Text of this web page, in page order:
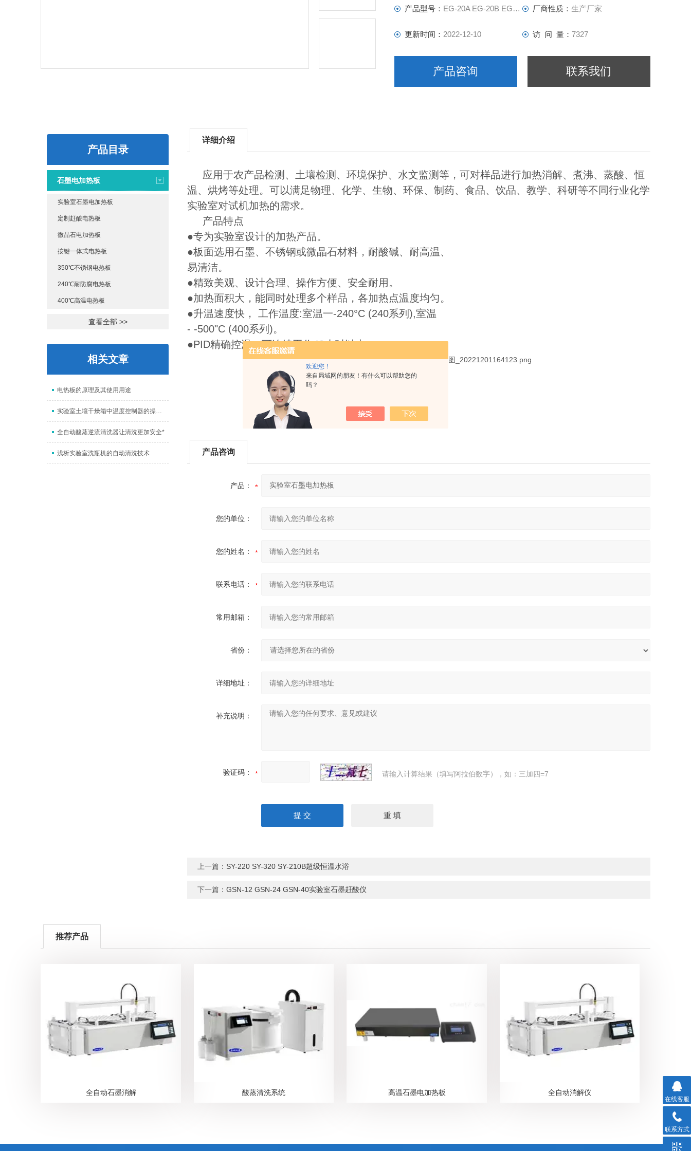
欢迎您！
来自局域网的朋友！有什么可以帮助您的
吗？
产品型号： EG-20A EG-20B EG-20C 厂商性质： 生产厂家
更新时间： 2022-12-10 访 问 量： 7327
产品咨询 联系我们
产品目录
石墨电加热板
实验室石墨电加热板
定制赶酸电热板
微晶石电加热板
按键一体式电热板
350℃不锈钢电热板
240℃耐防腐电热板
400℃高温电热板
查看全部 >>
相关文章
电热板的原理及其使用用途
实验室土壤干燥箱中温度控制器的操作方法介绍
全自动酸蒸逆流清洗器让清洗更加安全*
浅析实验室洗瓶机的自动清洗技术
详细介绍
应用于农产品检测、土壤检测、环境保护、水文监测等，可对样品进行加热消解、煮沸、蒸酸、恒
温、烘烤等处理。可以满足物理、化学、生物、环保、制药、食品、饮品、教学、科研等不同行业化学
实验室对试机加热的需求。
产品特点
●专为实验室设计的加热产品。
●板面选用石墨、不锈钢或微晶石材料，耐酸碱、耐高温、
易清洁。
●精致美观、设计合理、操作方便、安全耐用。
●加热面积大，能同时处理多个样品，各加热点温度均匀。
●升温速度快， 工作温度:室温一-240°C (240系列),室温
- -500"C (400系列)。
●PID精确控温，可连续工作40小时以上。
产品咨询
产品：
您的单位：
您的姓名：
联系电话：
常用邮箱：
省份：
详细地址：
补充说明：
验证码： 请输入计算结果（填写阿拉伯数字），如：三加四=7
上一篇： SY-220 SY-320 SY-210B超级恒温水浴
下一篇： GSN-12 GSN-24 GSN-40实验室石墨赶酸仪
推荐产品
全自动石墨消解 酸蒸清洗系统 高温石墨电加热板 全自动消解仪
在线客服
联系方式